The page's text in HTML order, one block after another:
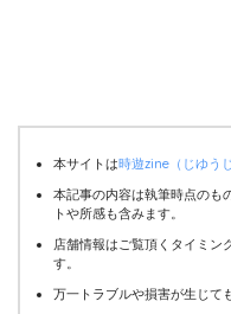
本サイトは時遊zine（じゆうじ
本記事の内容は執筆時点のも
トや所感も含みます。
店舗情報はご覧頂くタイミン
す。
万一トラブルや損害が生じて